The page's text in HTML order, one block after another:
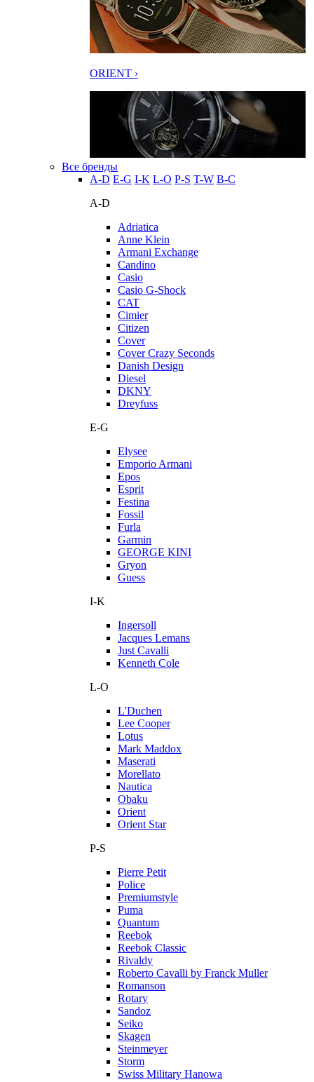
ORIENT ›
Все бренды
A-D E-G I-K L-O P-S T-W В-С
A-D
Adriatica
Anne Klein
Armani Exchange
Candino
Casio
Casio G-Shock
CAT
Cimier
Citizen
Cover
Cover Crazy Seconds
Danish Design
Diesel
DKNY
Dreyfuss
E-G
Elysee
Emporio Armani
Epos
Esprit
Festina
Fossil
Furla
Garmin
GEORGE KINI
Gryon
Guess
I-K
Ingersoll
Jacques Lemans
Just Cavalli
Kenneth Cole
L-O
L'Duchen
Lee Cooper
Lotus
Mark Maddox
Maserati
Morellato
Nautica
Obaku
Orient
Orient Star
P-S
Pierre Petit
Police
Premiumstyle
Puma
Quantum
Reebok
Reebok Classic
Rivaldy
Roberto Cavalli by Franck Muller
Romanson
Rotary
Sandoz
Seiko
Skagen
Steinmeyer
Storm
Swiss Military Hanowa